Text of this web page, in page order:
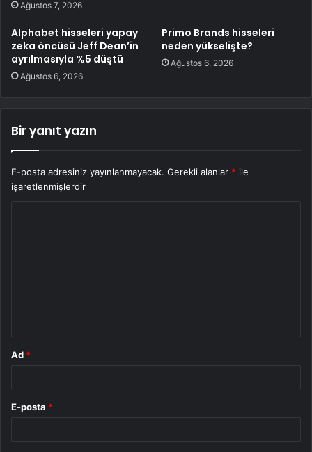
Ağustos 7, 2026
Alphabet hisseleri yapay
zeka öncüsü Jeff Dean’in
ayrılmasıyla %5 düştü
Ağustos 6, 2026
Primo Brands hisseleri
neden yükselişte?
Ağustos 6, 2026
Bir yanıt yazın
E-posta adresiniz yayınlanmayacak. Gerekli alanlar * ile
işaretlenmişlerdir
Ad *
E-posta *